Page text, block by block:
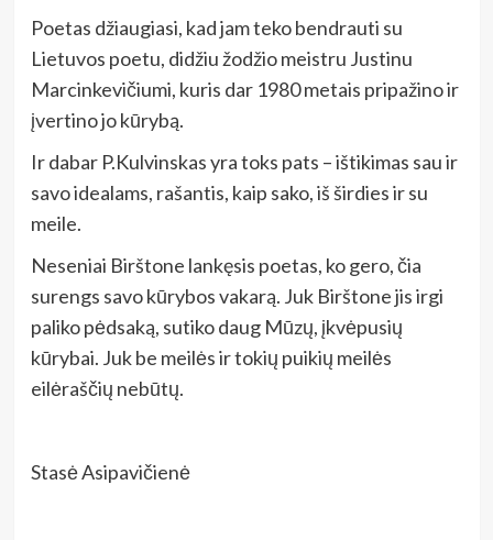
Poetas džiaugiasi, kad jam teko bendrauti su
Lietuvos poetu, didžiu žodžio meistru Justinu
Marcinkevičiumi, kuris dar 1980 metais pripažino ir
įvertino jo kūrybą.
Ir dabar P.Kulvinskas yra toks pats – ištikimas sau ir
savo idealams, rašantis, kaip sako, iš širdies ir su
meile.
Neseniai Birštone lankęsis poetas, ko gero, čia
surengs savo kūrybos vakarą. Juk Birštone jis irgi
paliko pėdsaką, sutiko daug Mūzų, įkvėpusių
kūrybai. Juk be meilės ir tokių puikių meilės
eilėraščių nebūtų.
Stasė Asipavičienė